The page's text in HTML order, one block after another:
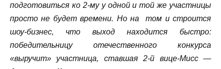
подготовиться ко 2-му у одной и той же участницы
просто не будет времени. Но на том и строится
шоу-бизнес, что выход находится быстро:
победительницу отечественного конкурса
«выручит» участница, ставшая 2-й вице-Мисс —